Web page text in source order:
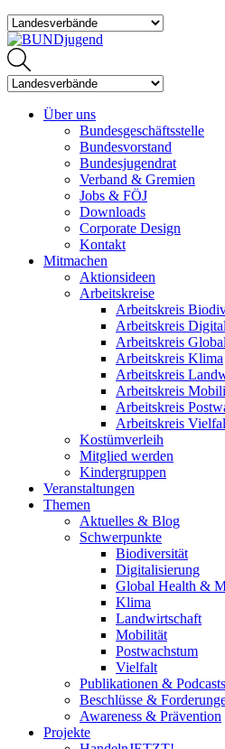
Über uns
Bundesgeschäftsstelle
Bundesvorstand
Bundesjugendrat
Verband & Gremien
Jobs & FÖJ
Downloads
Corporate Design
Kontakt
Mitmachen
Aktionsideen
Arbeitskreise
Arbeitskreis
Arbeitskreis
Arbeitskreis
Arbeitskreis Klima
Arbeitskreis
Arbeitskreis
Arbeitskreis
Arbeitskreis
Kostümverleih
Mitglied werden
Kindergruppen
Veranstaltungen
Themen
Aktuelles & Blog
Schwerpunkte
Biodiversität
Digitalisierung
Global Health &
Klima
Landwirtschaft
Mobilität
Postwachstum
Vielfalt
Publikationen & Podcasts
Beschlüsse &
Awareness & Prävention
Projekte